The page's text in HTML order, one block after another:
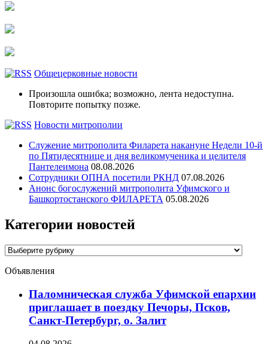
Общецерковные новости
Произошла ошибка; возможно, лента недоступна.
Повторите попытку позже.
Новости митрополии
Служение митрополита Филарета накануне Недели 10-й
по Пятидесятнице и дня великомученика и целителя
Пантелеимона 08.08.2026
Сотрудники ОПНА посетили РКНД 07.08.2026
Анонс богослужений митрополита Уфимского и
Башкортостанского ФИЛАРЕТА 05.08.2026
Категории новостей
Категории
Объявления
Паломническая служба Уфимской епархии
приглашает в поездку Печоры, Псков,
Санкт-Петербург, о. Залит